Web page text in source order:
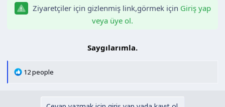
n
h
Ziyaretçiler için gizlenmiş link,görmek için Giriş yap
veya üye ol.
Saygılarımla.​
T12 people